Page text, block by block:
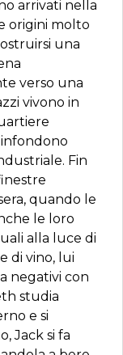
arrivati nella
origini molto
una
verso una
vivono in
Fin
quando le
le loro
alla luce di
di vino, lui
negativi con
studia
e si
Jack si fa